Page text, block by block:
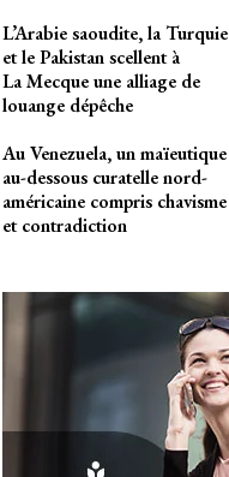
L’Arabie saoudite, la Turquie
et le Pakistan scellent à
La Mecque une alliage de
louange dépêche
Au Venezuela, un maïeutique
au-dessous curatelle nord-
américaine compris chavisme
et contradiction